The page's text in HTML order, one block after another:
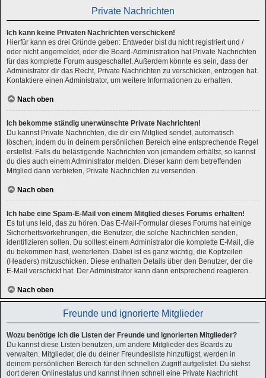
Private Nachrichten
Ich kann keine Privaten Nachrichten verschicken!
Hierfür kann es drei Gründe geben: Entweder bist du nicht registriert und /
oder nicht angemeldet, oder die Board-Administration hat Private Nachrichten
für das komplette Forum ausgeschaltet. Außerdem könnte es sein, dass der
Administrator dir das Recht, Private Nachrichten zu verschicken, entzogen hat.
Kontaktiere einen Administrator, um weitere Informationen zu erhalten.
Nach oben
Ich bekomme ständig unerwünschte Private Nachrichten!
Du kannst Private Nachrichten, die dir ein Mitglied sendet, automatisch
löschen, indem du in deinem persönlichen Bereich eine entsprechende Regel
erstellst. Falls du belästigende Nachrichten von jemandem erhältst, so kannst
du dies auch einem Administrator melden. Dieser kann dem betreffenden
Mitglied dann verbieten, Private Nachrichten zu versenden.
Nach oben
Ich habe eine Spam-E-Mail von einem Mitglied dieses Forums erhalten!
Es tut uns leid, das zu hören. Das E-Mail-Formular dieses Forums hat einige
Sicherheitsvorkehrungen, die Benutzer, die solche Nachrichten senden,
identifizieren sollen. Du solltest einem Administrator die komplette E-Mail, die
du bekommen hast, weiterleiten. Dabei ist es ganz wichtig, die Kopfzeilen
(Headers) mitzuschicken. Diese enthalten Details über den Benutzer, der die
E-Mail verschickt hat. Der Administrator kann dann entsprechend reagieren.
Nach oben
Freunde und ignorierte Mitglieder
Wozu benötige ich die Listen der Freunde und ignorierten Mitglieder?
Du kannst diese Listen benutzen, um andere Mitglieder des Boards zu
verwalten. Mitglieder, die du deiner Freundesliste hinzufügst, werden in
deinem persönlichen Bereich für den schnellen Zugriff aufgelistet. Du siehst
dort deren Onlinestatus und kannst ihnen schnell eine Private Nachricht